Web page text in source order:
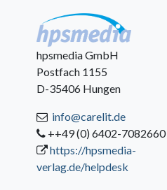
hpsmedia GmbH
Postfach 1155
D-35406 Hungen
info@carelit.de
++49 (0) 6402-7082660
https://hpsmedia-
verlag.de/helpdesk